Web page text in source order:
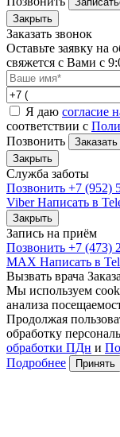
Закрыть
Заказать звонок
Оставьте заявку на
свяжется с Вами с
Я даю согласие
соответствии с
Позвонить
Закрыть
Служба заботы
Позвонить +7 (952)
ViberНаписать в
Закрыть
Запись на приём
Позвонить +7 (473)
MAX Написать в
Вызвать врача
Мы используем
анализа
Продолжая
обработку
обработки ПДн и
Подробнее
Принять